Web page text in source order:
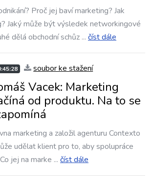
Proč jej baví marketing? Jak
Jaký může být výsledek networkingové
dělá obchodní schůz ... číst dále
soubor ke stažení
Vacek: Marketing
od produktu. Na to se
marketing a založil agenturu Contexto
udělat klient pro to, aby spolupráce
jej na marke ... číst dále